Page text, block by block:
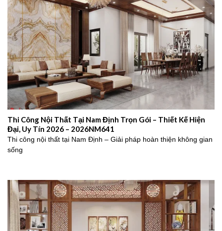
Thi Công Nội Thất Tại Nam Định Trọn Gói – Thiết Kế Hiện
Đại, Uy Tín 2026 – 2026NM641
Thi công nội thất tại Nam Định – Giải pháp hoàn thiện không gian
sống